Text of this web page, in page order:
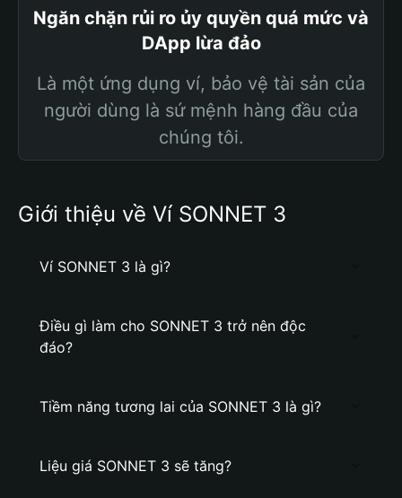
Ngăn chặn rủi ro ủy quyền quá mức và
DApp lừa đảo
Là một ứng dụng ví, bảo vệ tài sản của
người dùng là sứ mệnh hàng đầu của
chúng tôi.
Giới thiệu về Ví SONNET 3
Ví SONNET 3 là gì?
Điều gì làm cho SONNET 3 trở nên độc
đáo?
Tiềm năng tương lai của SONNET 3 là gì?
Liệu giá SONNET 3 sẽ tăng?